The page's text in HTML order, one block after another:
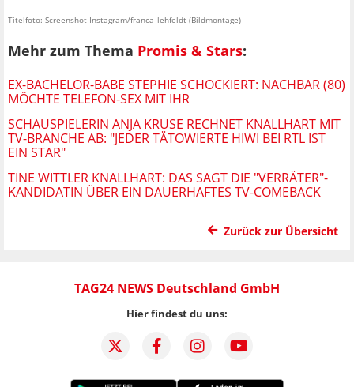
Titelfoto: Screenshot Instagram/franca_lehfeldt (Bildmontage)
Mehr zum Thema Promis & Stars:
EX-BACHELOR-BABE STEPHIE SCHOCKIERT: NACHBAR (80)
MÖCHTE TELEFON-SEX MIT IHR
SCHAUSPIELERIN ANJA KRUSE RECHNET KNALLHART MIT
TV-BRANCHE AB: "JEDER TÄTOWIERTE HIWI BEI RTL IST
EIN STAR"
TINE WITTLER KNALLHART: DAS SAGT DIE "VERRÄTER"-
KANDIDATIN ÜBER EIN DAUERHAFTES TV-COMEBACK
Zurück zur Übersicht
TAG24 NEWS Deutschland GmbH
Hier findest du uns: